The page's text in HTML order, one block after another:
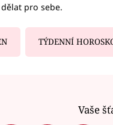
pro sebe.
TÝDENNÍ
Vaše